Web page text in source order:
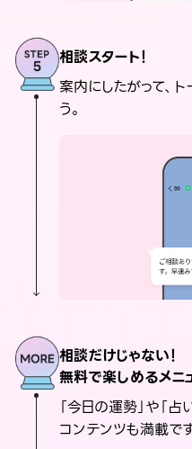
相談スタート！
案内にしたがって、
う。
相談だけじゃない！
無料で楽しめるメニ
「今日の運勢」や「
コンテンツも満載です